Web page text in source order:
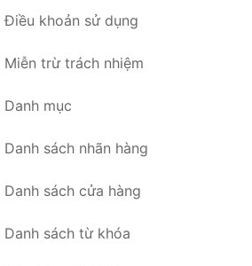
Điều khoản sử dụng
Miễn trừ trách nhiệm
Danh mục
Danh sách nhãn hàng
Danh sách cửa hàng
Danh sách từ khóa